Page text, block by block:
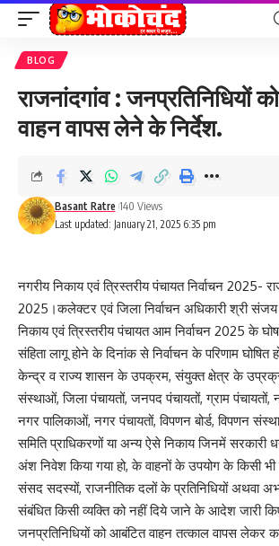
BLOG
राजनांदगांव : जनप्रतिनिधियों
वाहन वापस लेने के निर्देश.
Last updated: January 21, 2025 6:35 pm
Basant Ratre 140 Views
नगरीय निकाय एवं त्रिस्तरीय पंचायत निर्वाचन 2025-
2025।कलेक्टर एवं जिला निर्वाचन अधिकारी श्री
निकाय एवं त्रिस्तरीय पंचायत आम निर्वाचन 2025 के
संहिता लागू होने के दिनांक से निर्वाचन के परिणाम
केन्द्र व राज्य शासन के उपक्रम, संयुक्त क्षेत्र के
संस्थाओं, जिला पंचायतों, जनपद पंचायतों, ग्राम पंचायतों,
नगर पालिकाओं, नगर पंचायतों, विपणन बोर्ड, विपणन
समिति प्राधिकरणों या अन्य ऐसे निकाय जिनमें सरकारी
अंश निवेश किया गया हो, के वाहनों के उपयोग के किसी
संसद सदस्यों, राजनीतिक दलों के प्रतिनिधियों अथवा
संबंधित किसी व्यक्ति को नहीं दिये जाने के आदेश जारी
जनप्रतिनिधियों को आबंटित वाहन तत्काल वापस लेकर